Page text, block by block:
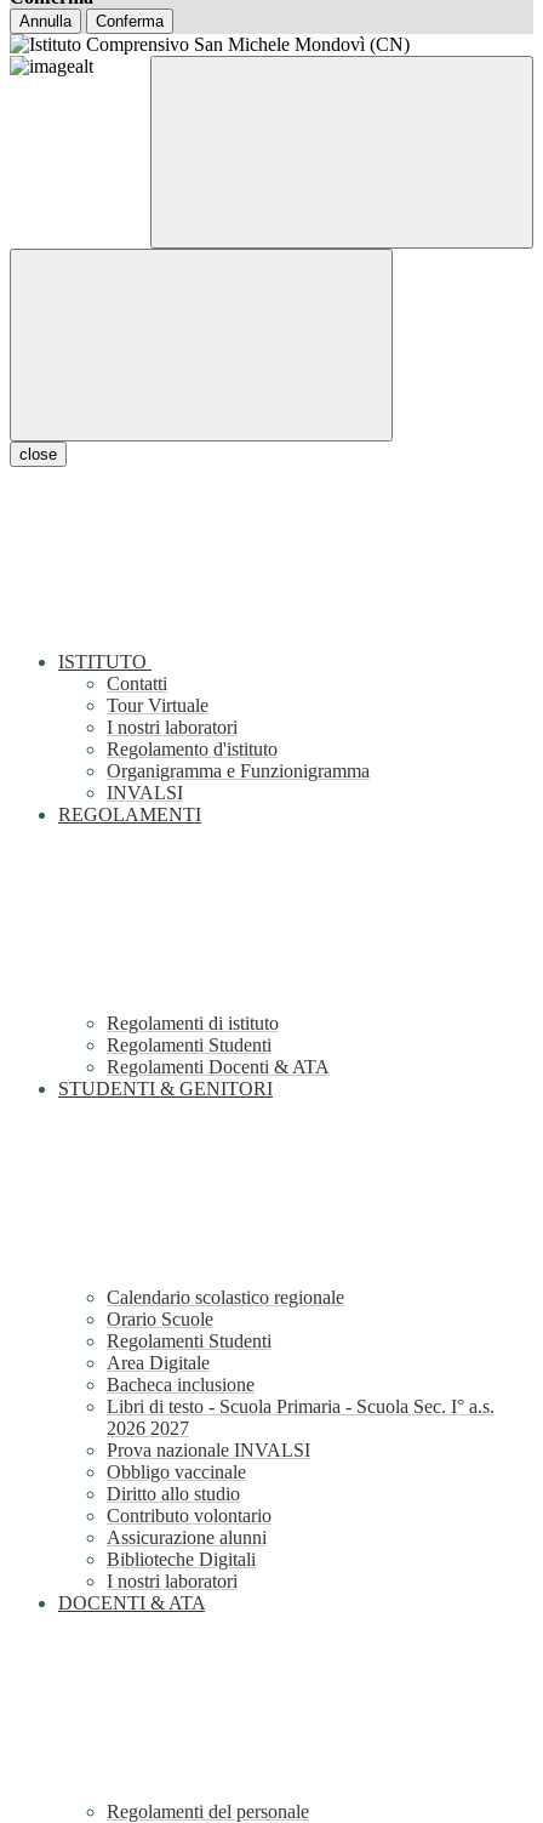
Annulla Conferma
close
ISTITUTO
Contatti
Tour Virtuale
I nostri laboratori
Regolamento d'istituto
Organigramma e Funzionigramma
INVALSI
REGOLAMENTI
Regolamenti di istituto
Regolamenti Studenti
Regolamenti Docenti & ATA
STUDENTI & GENITORI
Calendario scolastico regionale
Orario Scuole
Regolamenti Studenti
Area Digitale
Bacheca inclusione
Libri di testo - Scuola Primaria - Scuola Sec. I° a.s.
2026 2027
Prova nazionale INVALSI
Obbligo vaccinale
Diritto allo studio
Contributo volontario
Assicurazione alunni
Biblioteche Digitali
I nostri laboratori
DOCENTI & ATA
Regolamenti del personale